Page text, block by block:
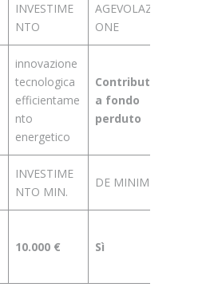
INVESTIME
NTO
AGEVOLAZI
ONE
innovazione
tecnologica
efficientame
nto
energetico
Contributo
a fondo
perduto
INVESTIME
NTO MIN.
DE MINIMIS
10.000 € Sì